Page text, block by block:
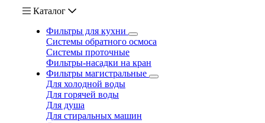
Каталог
Фильтры для кухни
Системы обратного осмоса
Системы проточные
Фильтры-насадки на кран
Фильтры магистральные
Для холодной воды
Для горячей воды
Для душа
Для стиральных машин